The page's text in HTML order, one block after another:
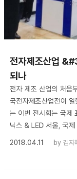
전자제조산업
되나
전자 제조 산업의 처음
국전자제조산업전이
는 이번 전시회는 국제
닉스 & LED 서울, 국
2018.04.11
by 김지